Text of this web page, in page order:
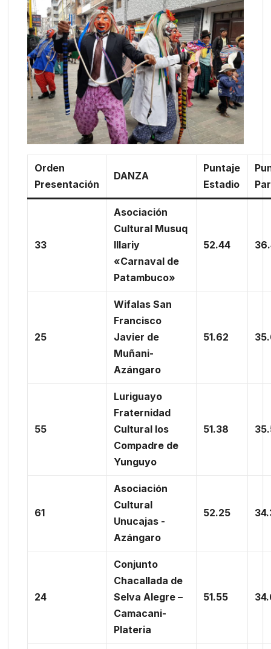
Orden
Presentación
DANZA
Puntaje
Estadio
33
Asociación
Cultural Musuq
Illariy
«Carnaval de
Patambuco»
52.44
25
Wifalas San
Francisco
Javier de
Muñani-
Azángaro
51.62
55
Luriguayo
Fraternidad
Cultural los
Compadre de
Yunguyo
51.38
61
Asociación
Cultural
Unucajas -
Azángaro
52.25
24
Conjunto
Chacallada de
Selva Alegre –
Camacani-
Plateria
51.55